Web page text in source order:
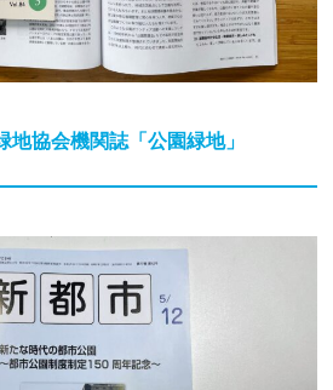
協会機関誌「公園緑地」